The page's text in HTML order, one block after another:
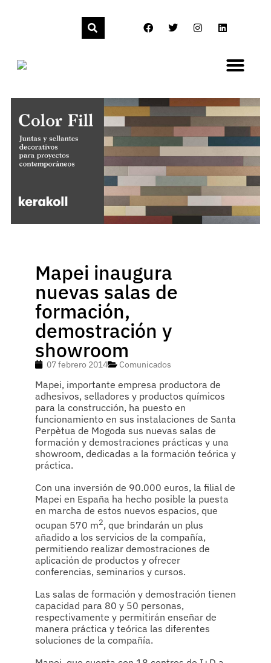
Mapei inaugura
nuevas salas de
formación,
demostración y
showroom
07 febrero 2014 Comunicados
Mapei, importante empresa productora de
adhesivos, selladores y productos químicos
para la construcción, ha puesto en
funcionamiento en sus instalaciones de Santa
Perpètua de Mogoda sus nuevas salas de
formación y demostraciones prácticas y una
showroom, dedicadas a la formación teórica y
práctica.
Con una inversión de 90.000 euros, la filial de
Mapei en España ha hecho posible la puesta
en marcha de estos nuevos espacios, que
ocupan 570 m2, que brindarán un plus
añadido a los servicios de la compañía,
permitiendo realizar demostraciones de
aplicación de productos y ofrecer
conferencias, seminarios y cursos.
Las salas de formación y demostración tienen
capacidad para 80 y 50 personas,
respectivamente y permitirán enseñar de
manera práctica y teórica las diferentes
soluciones de la compañía.